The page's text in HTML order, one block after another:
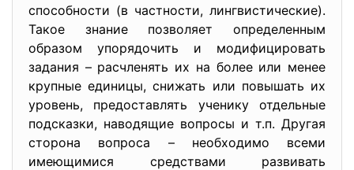
способности (в частности, лингвистические).
Такое знание позволяет определенным
образом упорядочить и модифицировать
задания – расчленять их на более или менее
крупные единицы, снижать или повышать их
уровень, предоставлять ученику отдельные
подсказки, наводящие вопросы и т.п. Другая
сторона вопроса – необходимо всеми
имеющимися средствами развивать